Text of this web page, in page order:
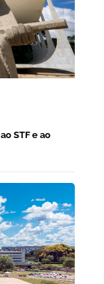
STF e ao